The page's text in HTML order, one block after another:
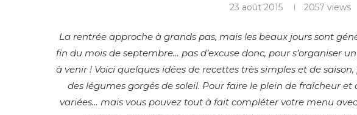
23 août 2015 2057 views
La rentrée approche à grands pas, mais les beaux jours sont
fin du mois de septembre… pas d’excuse donc, pour s’organiser
à venir ! Voici quelques idées de recettes très simples et de
des légumes gorgés de soleil. Pour faire le plein de fraîcheur et
variées… mais vous pouvez tout à fait compléter votre menu